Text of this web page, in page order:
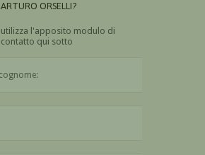
ARTURO ORSELLI?
utilizza l'apposito modulo di
contatto qui sotto